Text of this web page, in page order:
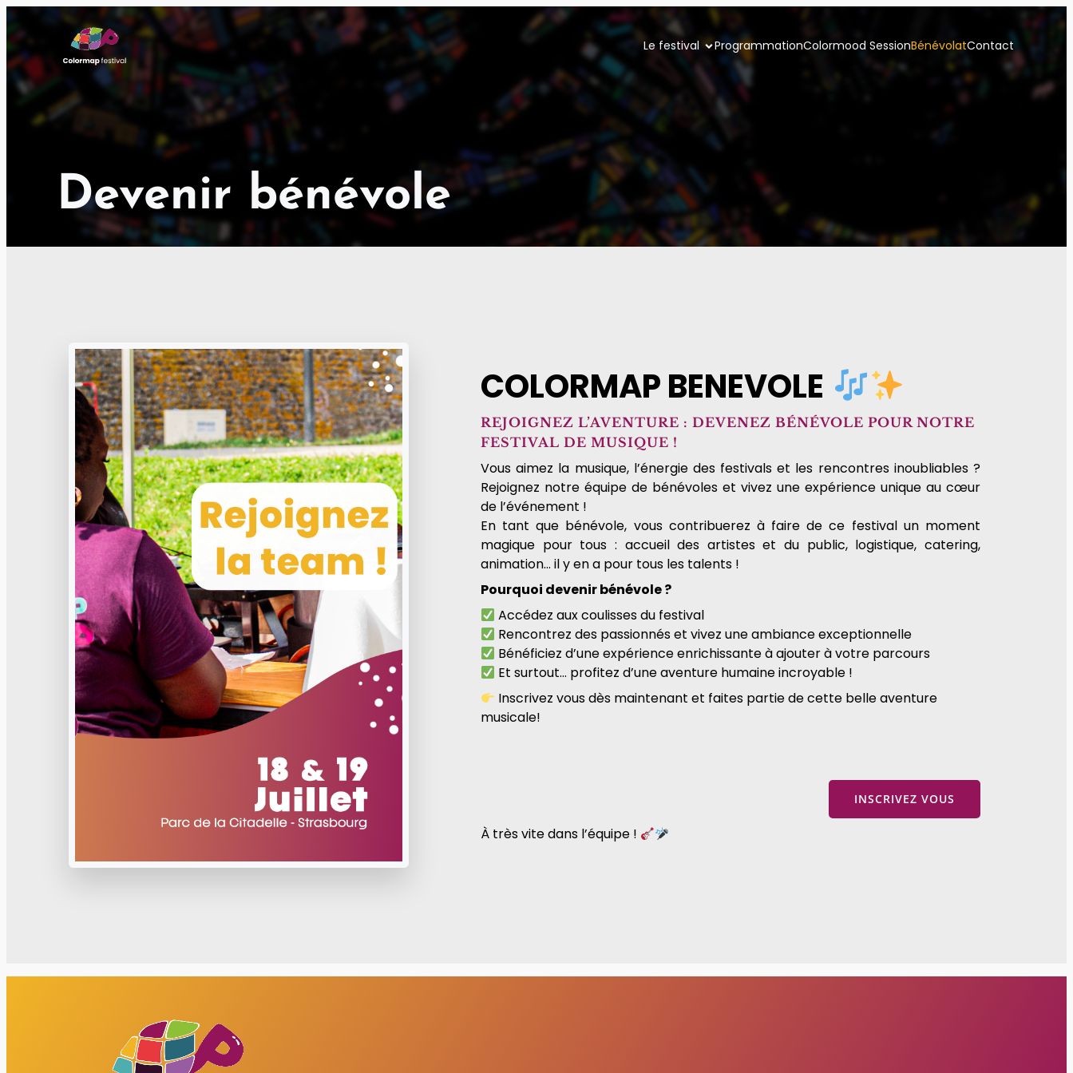
au
contenu
Le festival ProgrammationColormood SessionBénévolatContact
Devenir bénévole
COLORMAP BENEVOLE
REJOIGNEZ L’AVENTURE : DEVENEZ BÉNÉVOLE POUR NOTRE
FESTIVAL DE MUSIQUE !
Vous aimez la musique, l’énergie des festivals et les rencontres inoubliables ?
Rejoignez notre équipe de bénévoles et vivez une expérience unique au cœur
de l’événement !
En tant que bénévole, vous contribuerez à faire de ce festival un moment
magique pour tous : accueil des artistes et du public, logistique, catering,
animation… il y en a pour tous les talents !
Pourquoi devenir bénévole ?
Accédez aux coulisses du festival
Rencontrez des passionnés et vivez une ambiance exceptionnelle
Bénéficiez d’une expérience enrichissante à ajouter à votre parcours
Et surtout… profitez d’une aventure humaine incroyable !
Inscrivez vous dès maintenant et faites partie de cette belle aventure
musicale!
INSCRIVEZ VOUS
À très vite dans l’équipe !